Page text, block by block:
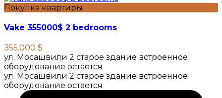
Покупка квартиры
Vake 355000$ 2 bedrooms
355.000 $
ул. Мосашвили 2 старое здание встроенное
оборудование остается
ул. Мосашвили 2 старое здание встроенное
оборудование остается